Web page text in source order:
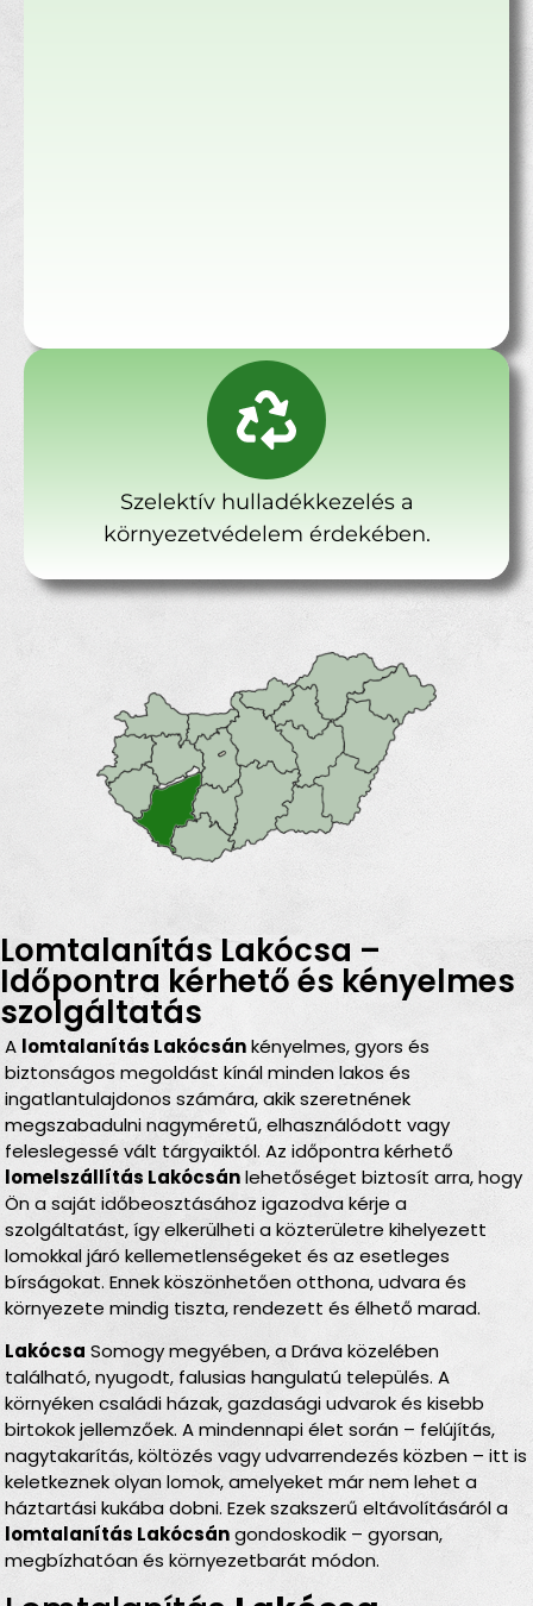
Szelektív hulladékkezelés a
környezetvédelem érdekében.
Lomtalanítás Lakócsa –
Időpontra kérhető és kényelmes
szolgáltatás
A lomtalanítás Lakócsánkényelmes, gyors és
biztonságos megoldást kínál minden lakos és
ingatlantulajdonos számára, akik szeretnének
megszabadulni nagyméretű, elhasználódott vagy
feleslegessé vált tárgyaiktól. Az időpontra kérhető
lomelszállítás Lakócsánlehetőséget biztosít arra, hogy
Ön a saját időbeosztásához igazodva kérje a
szolgáltatást, így elkerülheti a közterületre kihelyezett
lomokkal járó kellemetlenségeket és az esetleges
bírságokat. Ennek köszönhetően otthona, udvara és
környezete mindig tiszta, rendezett és élhető marad.
Lakócsa Somogy megyében, a Dráva közelében
található, nyugodt, falusias hangulatú település. A
környéken családi házak, gazdasági udvarok és kisebb
birtokok jellemzőek. A mindennapi élet során – felújítás,
nagytakarítás, költözés vagy udvarrendezés közben – itt is
keletkeznek olyan lomok, amelyeket már nem lehet a
háztartási kukába dobni. Ezek szakszerű eltávolításáról a
lomtalanítás Lakócsángondoskodik – gyorsan,
megbízhatóan és környezetbarát módon.